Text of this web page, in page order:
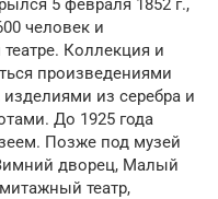
5 февраля 1852 г.,
человек и
Коллекция и
произведениями
из серебра и
До 1925 года
Позже под музей
дворец, Малый
театр,